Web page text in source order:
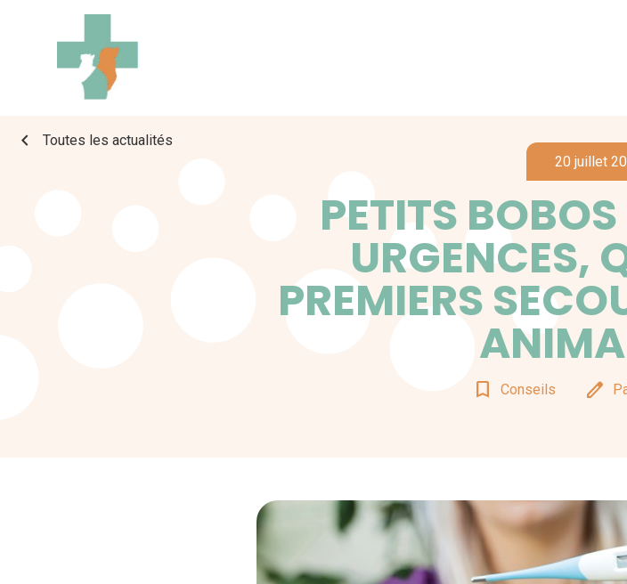
chevron_left
Toutes les actualités
20 juillet
PETITS
URGENCES,
PREMIERS
bookmark_border Conseils edit